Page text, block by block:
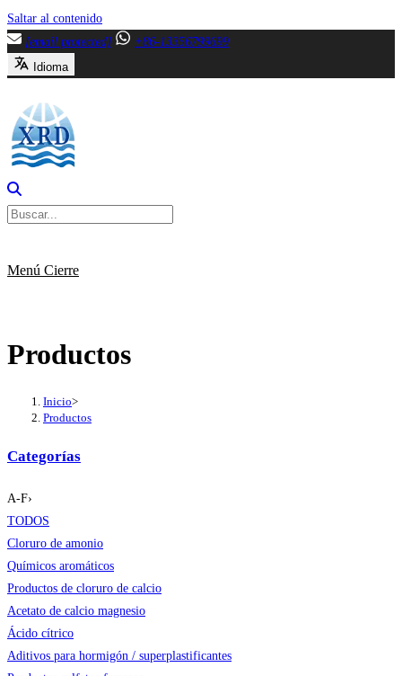
Saltar al contenido
[email protected]
+86-13356799699
Idioma
Menú Cierre
Productos
Inicio>
Productos
Categorías
A-F›
TODOS
Cloruro de amonio
Químicos aromáticos
Productos de cloruro de calcio
Acetato de calcio magnesio
Ácido cítrico
Aditivos para hormigón / superplastificantes